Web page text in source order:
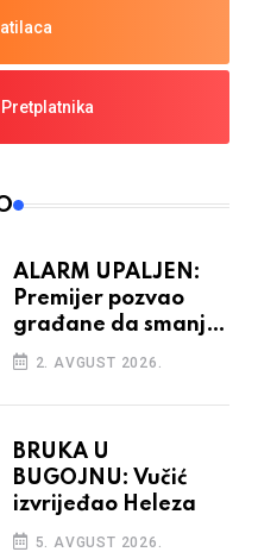
ALARM UPALJEN:
Premijer pozvao
građane da smanje
potrošnju struje
2. AVGUST 2026.
BRUKA U
BUGOJNU: Vučić
izvrijeđao Heleza
5. AVGUST 2026.